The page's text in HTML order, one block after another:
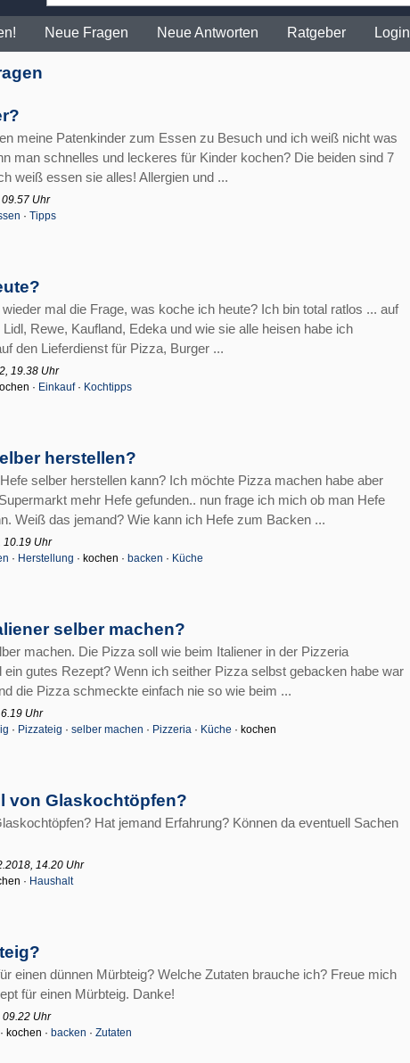
Neue Fragen Neue Antworten Ratgeber Login
meine Patenkinder zum Essen zu Besuch und ich weiß nicht was
man schnelles und leckeres für Kinder kochen? Die beiden sind 7
weiß essen sie alles! Allergien und ...
Uhr
· Tipps
mal die Frage, was koche ich heute? Ich bin total ratlos ... auf
Rewe, Kaufland, Edeka und wie sie alle heisen habe ich
den Lieferdienst für Pizza, Burger ...
19.38 Uhr
· Einkauf· Kochtipps
herstellen?
selber herstellen kann? Ich möchte Pizza machen habe aber
mehr Hefe gefunden.. nun frage ich mich ob man Hefe
Weiß das jemand? Wie kann ich Hefe zum Backen ...
10.19 Uhr
· Herstellung · kochen · backen · Küche
selber machen?
machen. Die Pizza soll wie beim Italiener in der Pizzeria
gutes Rezept? Wenn ich seither Pizza selbst gebacken habe war
die Pizza schmeckte einfach nie so wie beim ...
Uhr
· Pizzateig · selber machen · Pizzeria · Küche · kochen
von Glaskochtöpfen?
Hat jemand Erfahrung? Können da eventuell Sachen
14.20 Uhr
· Haushalt
einen dünnen Mürbteig? Welche Zutaten brauche ich? Freue mich
für einen Mürbteig. Danke!
09.22 Uhr
· kochen · backen · Zutaten